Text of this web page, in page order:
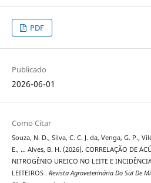
PDF
Publicado
2026-06-01
Como Citar
Souza, N. D., Silva, C. C. J. da, Venga, G. P.,
E., … Alves, B. H. (2026). CORRELAÇÃO DE
NITROGÊNIO UREICO NO LEITE E
LEITEIROS . Revista Agroveterinária Do Sul De